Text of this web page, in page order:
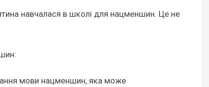
навчалася в школі для нацменшин. Це не
мови нацменшин, яка може